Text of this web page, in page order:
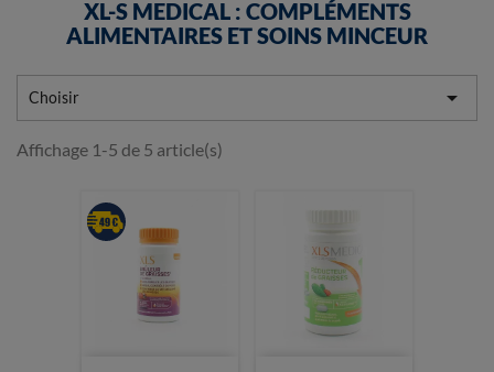
XL-S MEDICAL : COMPLÉMENTS
ALIMENTAIRES ET SOINS MINCEUR
Choisir 
Affichage 1-5 de 5 article(s)